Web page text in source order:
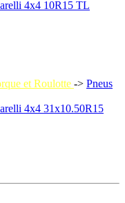
et Roulotte -> Pneus